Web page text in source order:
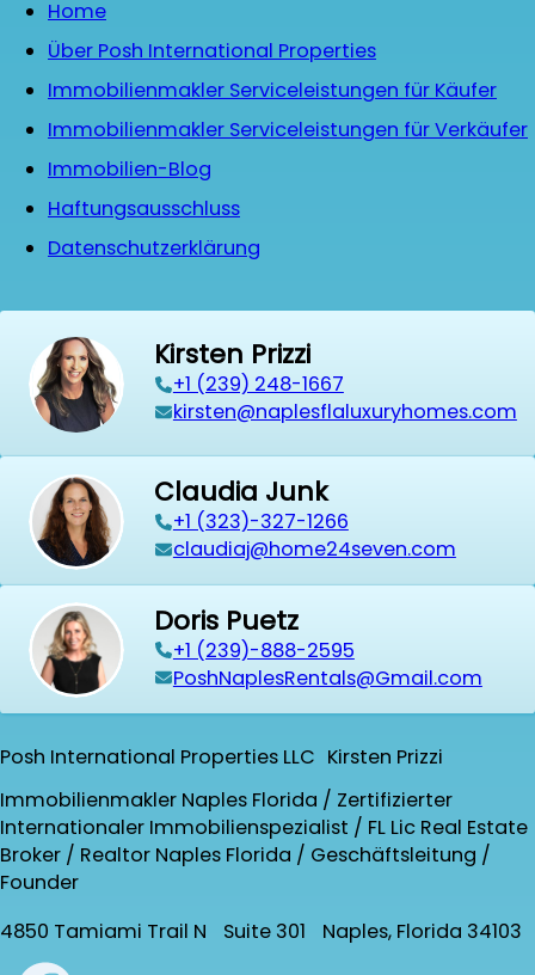
Home
Über Posh International Properties
Immobilienmakler Serviceleistungen für Käufer
Immobilienmakler Serviceleistungen für Verkäufer
Immobilien-Blog
Haftungsausschluss
Datenschutzerklärung
Kirsten Prizzi
‭+1 (239) 248-1667‬
kirsten@naplesflaluxuryhomes.com
Claudia Junk
+1 (323)-327-1266
claudiaj@home24seven.com
Doris Puetz
+1 (239)-888-2595
PoshNaplesRentals@Gmail.com
Posh International Properties LLC Kirsten Prizzi
Immobilienmakler Naples Florida / Zertifizierter
Internationaler Immobilienspezialist / FL Lic Real Estate
Broker / Realtor Naples Florida / Geschäftsleitung /
Founder
4850 Tamiami Trail N Suite 301 Naples, Florida 34103